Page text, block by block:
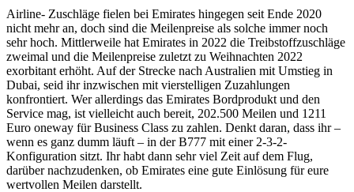
Airline- Zuschläge fielen bei Emirates hingegen seit Ende 2020
nicht mehr an, doch sind die Meilenpreise als solche immer noch
sehr hoch. Mittlerweile hat Emirates in 2022 die Treibstoffzuschläge
zweimal und die Meilenpreise zuletzt zu Weihnachten 2022
exorbitant erhöht. Auf der Strecke nach Australien mit Umstieg in
Dubai, seid ihr inzwischen mit vierstelligen Zuzahlungen
konfrontiert. Wer allerdings das Emirates Bordprodukt und den
Service mag, ist vielleicht auch bereit, 202.500 Meilen und 1211
Euro oneway für Business Class zu zahlen. Denkt daran, dass ihr –
wenn es ganz dumm läuft – in der B777 mit einer 2-3-2-
Konfiguration sitzt. Ihr habt dann sehr viel Zeit auf dem Flug,
darüber nachzudenken, ob Emirates eine gute Einlösung für eure
wertvollen Meilen darstellt.